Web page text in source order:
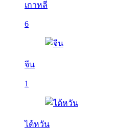
เกาหลี
6
จีน
1
ไต้หวัน